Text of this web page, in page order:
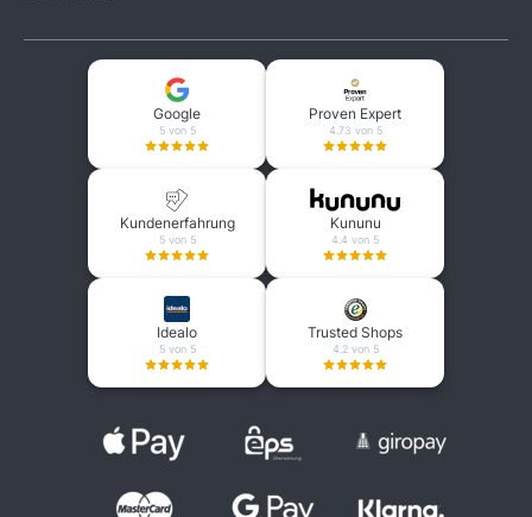
Google
5 von 5
Proven Expert
4.73 von 5
Kundenerfahrung
5 von 5
Kununu
4.4 von 5
Idealo
5 von 5
Trusted Shops
4.2 von 5